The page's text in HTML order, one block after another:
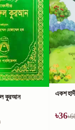
কুরআন
একশ
৳36৳